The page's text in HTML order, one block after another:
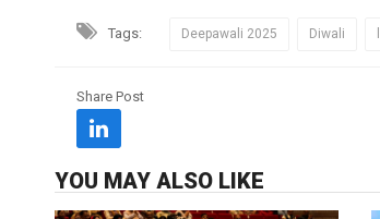
Tags: Deepawali 2025 Diwali
Share Post
YOU MAY ALSO LIKE